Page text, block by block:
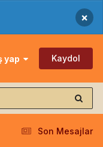
×
yap Kaydol
Son Mesajlar